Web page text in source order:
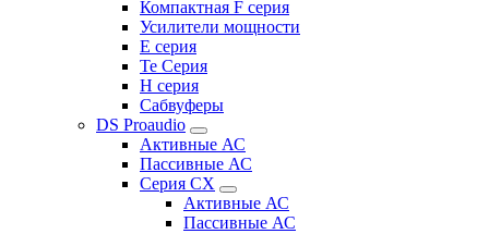
Компактная F серия
Усилители мощности
E серия
Te Серия
H серия
Сабвуферы
DS Proaudio
Активные АС
Пассивные АС
Серия CX
Активные АС
Пассивные АС